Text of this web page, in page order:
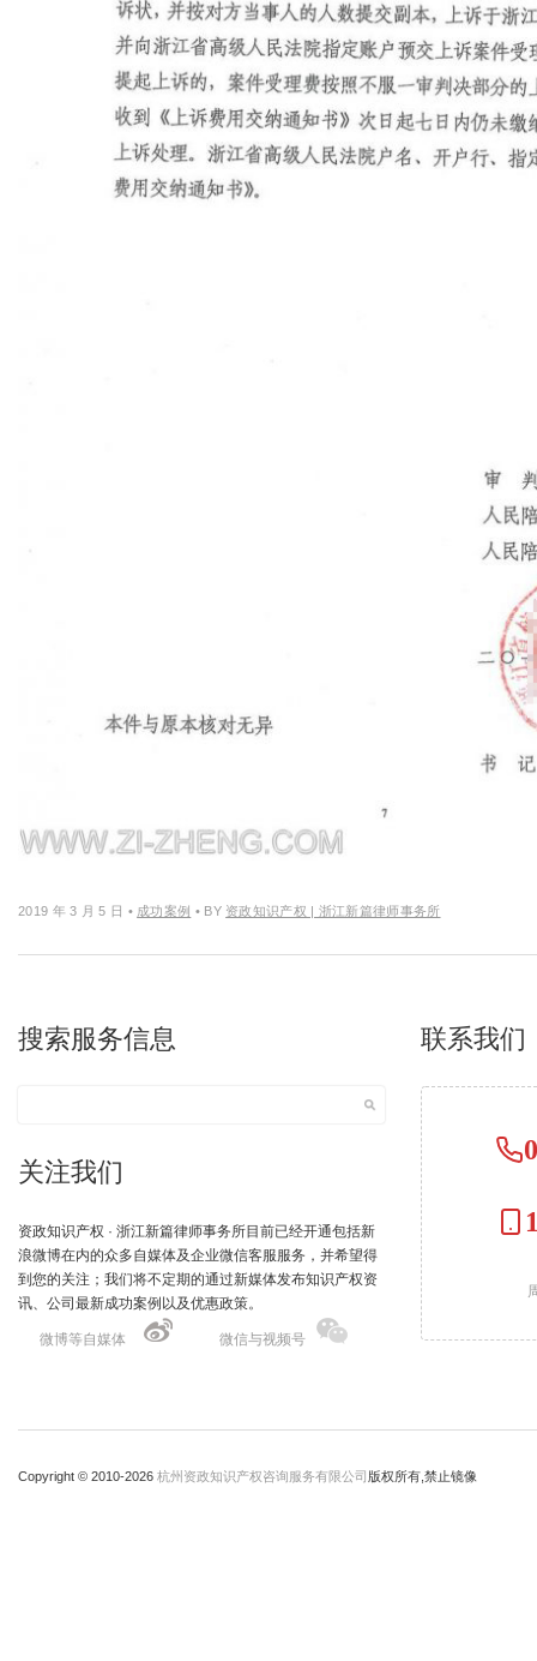
2019 年 3 月 5 日 • 成功案例 • BY 资政知识产权 | 浙江新篇律师事务所
搜索服务信息
关注我们
资政知识产权 · 浙江新篇律师事务所目前已经开通包括新
浪微博在内的众多自媒体及企业微信客服服务，并希望得
到您的关注；我们将不定期的通过新媒体发布知识产权资
讯、公司最新成功案例以及优惠政策。
微博等自媒体 微信与视频号
联系我们
Copyright © 2010-2026 杭州资政知识产权咨询服务有限公司 版权所有,禁止镜像